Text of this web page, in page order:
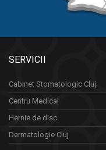
SERVICII
Cabinet Stomatologic Cluj
Centru Medical
Hernie de disc
Dermatologie Cluj